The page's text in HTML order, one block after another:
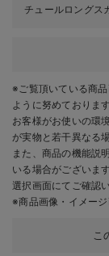
チュールロングス
※ご覧頂いている商
ように努めております
お客様がお使いの環
が実物と若干異なる
また、商品の機能説
いる場合がございま
選択画面にてご確認
※商品画像・イメー
こ